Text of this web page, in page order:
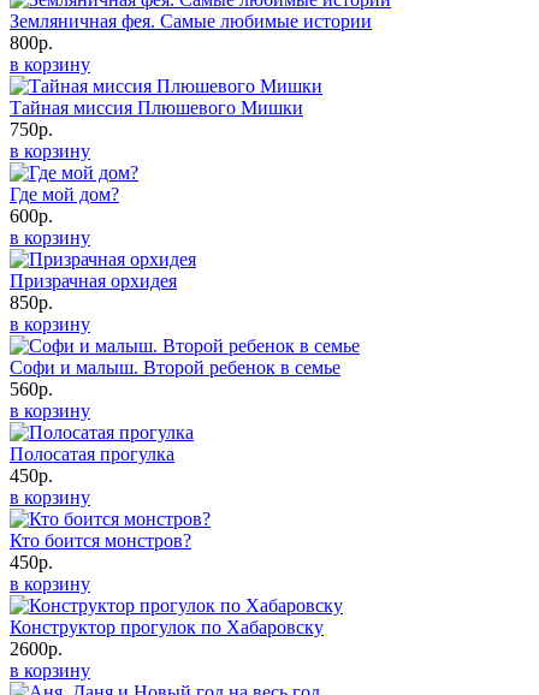
Земляничная фея. Самые любимые истории
800р.
в корзину
Тайная миссия Плюшевого Мишки
750р.
в корзину
Где мой дом?
600р.
в корзину
Призрачная орхидея
850р.
в корзину
Софи и малыш. Второй ребенок в семье
560р.
в корзину
Полосатая прогулка
450р.
в корзину
Кто боится монстров?
450р.
в корзину
Конструктор прогулок по Хабаровску
2600р.
в корзину